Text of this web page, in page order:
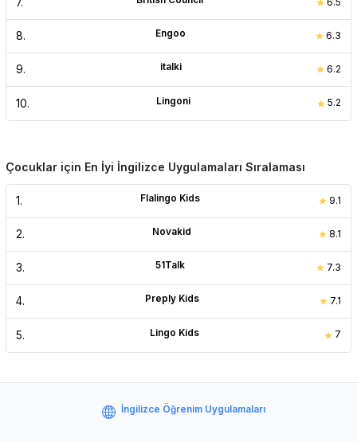
8. Engoo 6.3
9. italki 6.2
10. Lingoni 5.2
Çocuklar için En İyi İngilizce Uygulamaları Sıralaması
1. Flalingo Kids 9.1
2. Novakid 8.1
3. 51Talk 7.3
4. Preply Kids 7.1
5. Lingo Kids 7
İngilizce Öğrenim Uygulamaları